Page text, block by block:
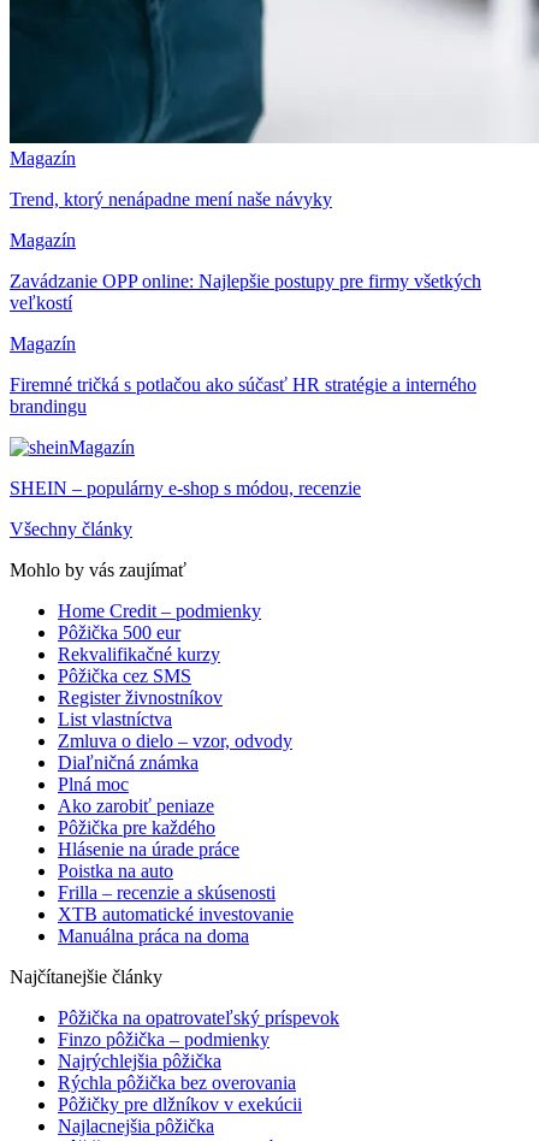
Magazín
Trend, ktorý nenápadne mení naše návyky
Magazín
Zavádzanie OPP online: Najlepšie postupy pre firmy všetkých
veľkostí
Magazín
Firemné tričká s potlačou ako súčasť HR stratégie a interného
brandingu
Magazín
SHEIN – populárny e-shop s módou, recenzie
Všechny články
Mohlo by vás zaujímať
Home Credit – podmienky
Pôžička 500 eur
Rekvalifikačné kurzy
Pôžička cez SMS
Register živnostníkov
List vlastníctva
Zmluva o dielo – vzor, odvody
Diaľničná známka
Plná moc
Ako zarobiť peniaze
Pôžička pre každého
Hlásenie na úrade práce
Poistka na auto
Frilla – recenzie a skúsenosti
XTB automatické investovanie
Manuálna práca na doma
Najčítanejšie články
Pôžička na opatrovateľský príspevok
Finzo pôžička – podmienky
Najrýchlejšia pôžička
Rýchla pôžička bez overovania
Pôžičky pre dlžníkov v exekúcii
Najlacnejšia pôžička